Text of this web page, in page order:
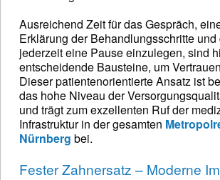
Ausreichend Zeit für das Gespräch,
Erklärung der Behandlungsschritte
jederzeit eine Pause einzulegen, sind
entscheidende Bausteine, um
Dieser patientenorientierte Ansatz ist
das hohe Niveau der
und trägt zum exzellenten Ruf der
Infrastruktur in der gesamten
Nürnberg bei.
Fester Zahnersatz – Moderne